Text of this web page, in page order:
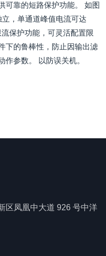
可靠的短路保护功能。 如图
，单通道峰值电流可达
保护功能，可灵活配置限
下的鲁棒性，防止因输出滤
参数。 以防误关机。
区凤凰中大道 926 号中洋